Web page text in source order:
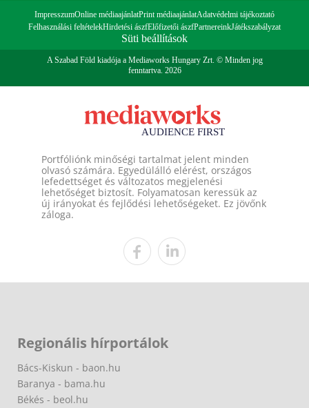
ImpresszumOnline médiaajánlatPrint médiaajánlatAdatvédelmi tájékoztató
Felhasználási feltételekHirdetési ászfElőfizetői ászfPartnereinkJátékszabályzat
Süti beállítások
A Szabad Föld kiadója a Mediaworks Hungary Zrt. © Minden jog
fenntartva. 2026
Portfóliónk minőségi tartalmat jelent minden
olvasó számára. Egyedülálló elérést, országos
lefedettséget és változatos megjelenési
lehetőséget biztosít. Folyamatosan keressük az
új irányokat és fejlődési lehetőségeket. Ez jövőnk
záloga.
Regionális hírportálok
Bács-Kiskun - baon.hu
Baranya - bama.hu
Békés - beol.hu